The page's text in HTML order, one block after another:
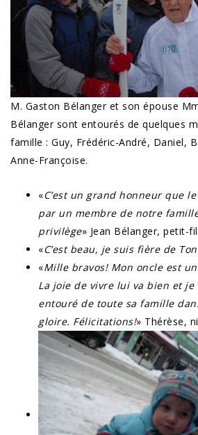
M. Gaston Bélanger et son épouse
Bélanger sont entourés de quelques
famille : Guy, Frédéric-André, Daniel,
Anne-Françoise.
«C’est un grand honneur que
par un membre de notre
privilège» Jean Bélanger, petit-
«C’est beau, je suis fière de
«Mille bravos! Mon oncle est
La joie de vivre lui va bien et je
entouré de toute sa famille
gloire. Félicitations!» Thérèse,